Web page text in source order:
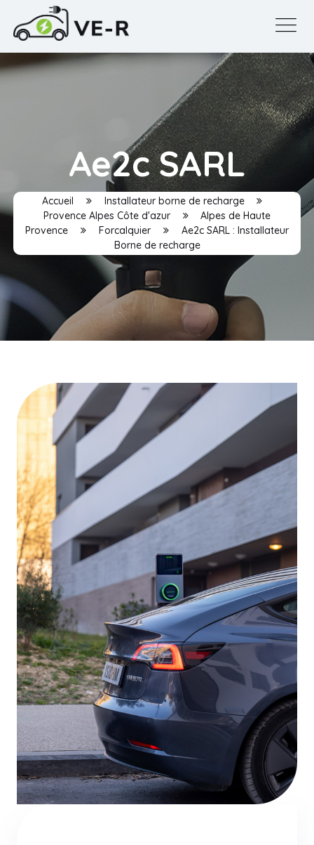
Ae2c SARL
Accueil
Installateur borne de recharge
Provence Alpes Côte d'azur
Alpes de Haute
Provence
Forcalquier
Ae2c SARL : Installateur
Borne de recharge